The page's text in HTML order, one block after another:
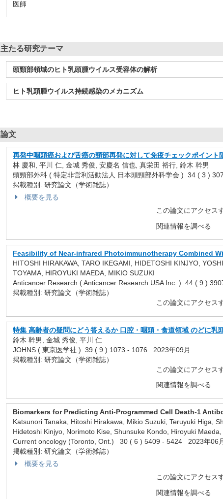
医師
主たる研究テーマ
頭頸部領域のヒト乳頭腫ウイルス受容体の解析
ヒト乳頭腫ウイルス持続感染のメカニズム
論文
再発中咽頭癌および舌癌の頸部再発に対して免疫チェックポイント
林 慶和, 平川 仁, 金城 秀俊, 安慶名 信也, 真栄田 裕行, 鈴木 幹男
頭頸部外科 ( 特定非営利活動法人 日本頭頸部外科学会 ) 34 ( 3 )
掲載種別: 研究論文（学術雑誌）
概要を見る
この論文にアクセス
関連情報を調べる
Feasibility of Near-infrared Photoimmunotherapy Combined
HITOSHI HIRAKAWA, TARO IKEGAMI, HIDETOSHI KINJYO,
TOYAMA, HIROYUKI MAEDA, MIKIO SUZUKI
Anticancer Research ( Anticancer Research USA Inc. ) 44 ( 9 )
掲載種別: 研究論文（学術雑誌）
この論文にアクセス
特集 高齢者の疑問にどう答えるか 口腔・咽頭・食道領域 のどに乳
鈴木 幹男, 金城 秀俊, 平川 仁
JOHNS ( 東京医学社 ) 39 ( 9 ) 1073 - 1076 2023年09月
掲載種別: 研究論文（学術雑誌）
この論文にアクセス
関連情報を調べる
Biomarkers for Predicting Anti-Programmed Cell Death-1
Katsunori Tanaka, Hitoshi Hirakawa, Mikio Suzuki, Teruyuki Higa,
Hidetoshi Kinjyo, Norimoto Kise, Shunsuke Kondo, Hiroyuki
Current oncology (Toronto, Ont.) 30 ( 6 ) 5409 - 5424 2023年06
掲載種別: 研究論文（学術雑誌）
概要を見る
この論文にアクセス
関連情報を調べる